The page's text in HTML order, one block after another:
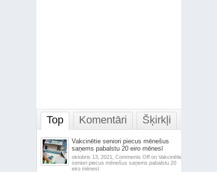
Top Komentāri Šķirkļi
Vakcinētie seniori piecus mēnešus
saņems pabalstu 20 eiro mēnesī
oktobris 13, 2021, Comments Offon Vakcinētie
seniori piecus mēnešus saņems pabalstu 20
eiro mēnesī